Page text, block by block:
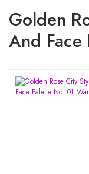
Golden
And Face